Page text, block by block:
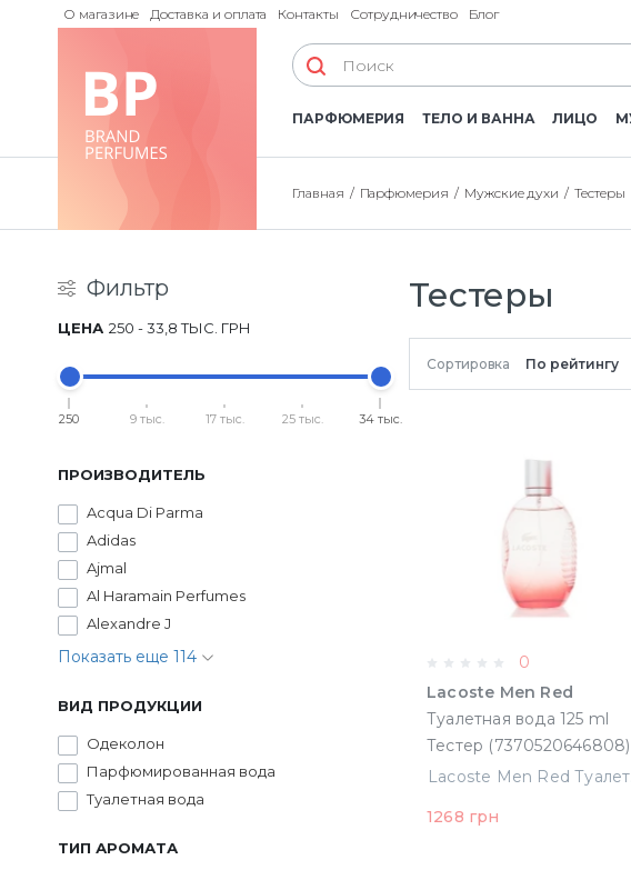
О магазине Доставка и оплата Контакты Сотрудничество Блог
ПАРФЮМЕРИЯ ТЕЛО И ВАННА ЛИЦО
Главная Парфюмерия Мужские духи Тестеры
Фильтр
250 -33,8 ТЫС. ГРН
ЦЕНА
250 9 тыс. 17 тыс. 25 тыс. 34 тыс.
ПРОИЗВОДИТЕЛЬ
Acqua Di Parma
Adidas
Ajmal
Al Haramain Perfumes
Alexandre J
Показать еще 114
ВИД ПРОДУКЦИИ
Одеколон
Парфюмированная вода
Туалетная вода
ТИП АРОМАТА
Тестеры
Сортировка
0
Lacoste Men Red
Туалетная вода 125 ml
Тестер (7370520646808)
1268 грн